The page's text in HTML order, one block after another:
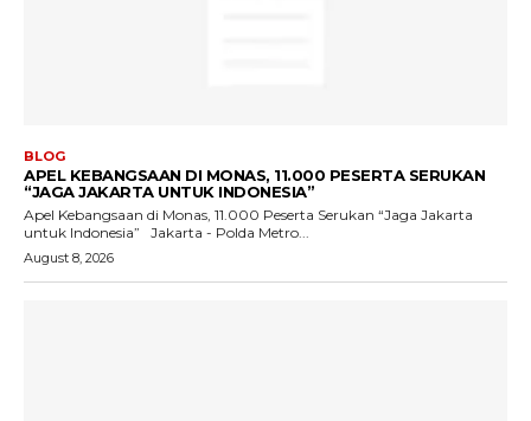
BLOG
APEL KEBANGSAAN DI MONAS, 11.000 PESERTA SERUKAN
“JAGA JAKARTA UNTUK INDONESIA”
Apel Kebangsaan di Monas, 11.000 Peserta Serukan “Jaga Jakarta
untuk Indonesia” Jakarta - Polda Metro...
August 8, 2026